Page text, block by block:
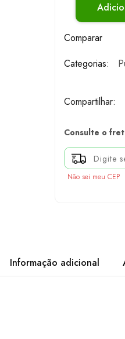
Comparar
Categorias:
Compartilhar:
Consulte o
Não sei meu CEP
Informação adicional